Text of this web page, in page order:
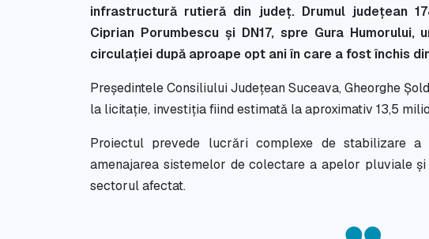
infrastructură rutieră din județ. Drumul județean
Ciprian Porumbescu și DN17, spre Gura
circulației după aproape opt ani în care a fost închis
Președintele Consiliului Județean Suceava, Gheorghe
la licitație, investiția fiind estimată la aproximativ 13,5
Proiectul prevede lucrări complexe de stabilizare a
amenajarea sistemelor de colectare a apelor pluviale
sectorul afectat.